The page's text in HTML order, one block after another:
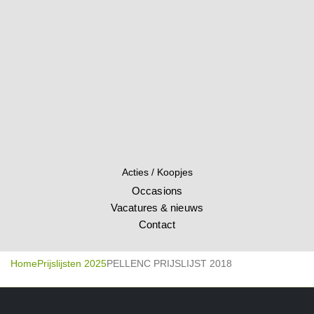
Acties / Koopjes
Occasions
Vacatures & nieuws
Contact
HomePrijslijsten 2025PELLENC PRIJSLIJST 2018